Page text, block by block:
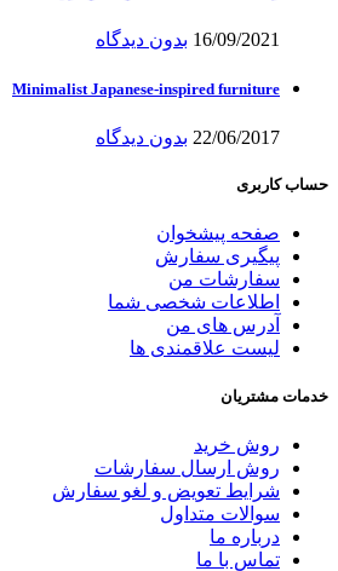
16/09/2021 بدون دیدگاه
Minimalist Japanese-inspired furniture
22/06/2017 بدون دیدگاه
حساب کاربری
صفحه پیشخوان
پیگیری سفارش
سفارشات من
اطلاعات شخصی شما
آدرس های من
لیست علاقمندی ها
خدمات مشتریان
روش خرید
روش ارسال سفارشات
شرایط تعویض و لغو سفارش
سوالات متداول
درباره ما
تماس با ما